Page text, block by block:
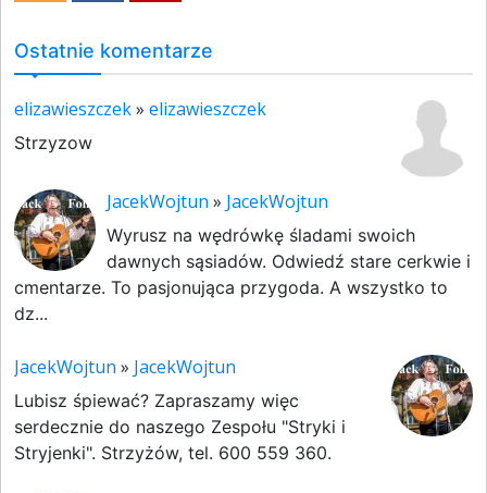
Ostatnie komentarze
elizawieszczek» elizawieszczek
Strzyzow
JacekWojtun » JacekWojtun
Wyrusz na wędrówkę śladami swoich
dawnych sąsiadów. Odwiedź stare cerkwie i
cmentarze. To pasjonująca przygoda. A wszystko to
dz...
JacekWojtun » JacekWojtun
Lubisz śpiewać? Zapraszamy więc
serdecznie do naszego Zespołu "Stryki i
Stryjenki". Strzyżów, tel. 600 559 360.